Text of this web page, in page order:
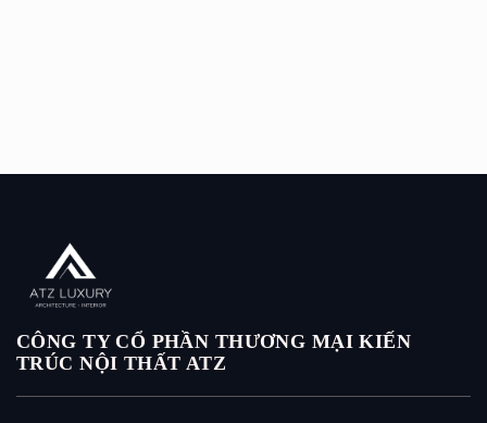
CÔNG TY CỔ PHẦN THƯƠNG MẠI KIẾN
TRÚC NỘI THẤT ATZ